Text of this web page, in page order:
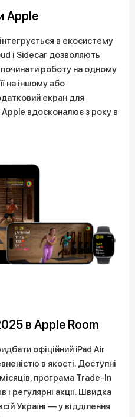
Apple
в екосистему
і Sidecar дозволяють
роботу на одному
на іншому або
екран для
вдосконалює з року в
в Apple Room
офіційний iPad Air
в якості. Доступні
програма Trade-In
і регулярні акції. Швидка
Україні — у відділення